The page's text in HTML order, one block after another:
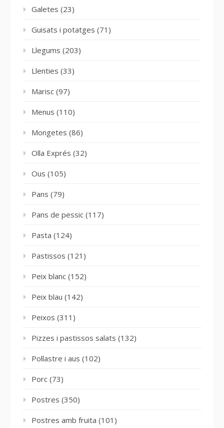
Galetes (23)
Guisats i potatges (71)
Llegums (203)
Llenties (33)
Marisc (97)
Menus (110)
Mongetes (86)
Olla Exprés (32)
Ous (105)
Pans (79)
Pans de pessic (117)
Pasta (124)
Pastissos (121)
Peix blanc (152)
Peix blau (142)
Peixos (311)
Pizzes i pastissos salats (132)
Pollastre i aus (102)
Porc (73)
Postres (350)
Postres amb fruita (101)